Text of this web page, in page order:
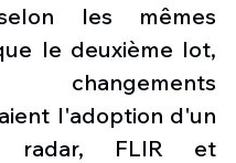
les mêmes
le deuxième lot,
l'adoption d'un
radar, FLIR et